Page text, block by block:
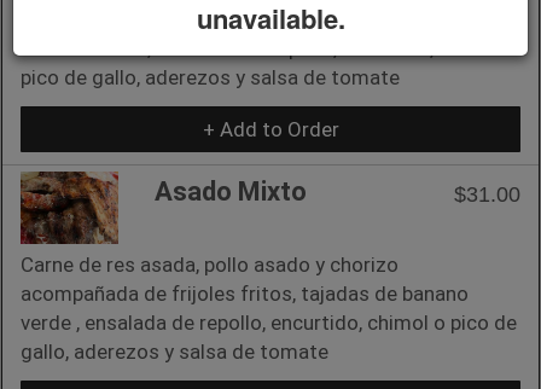
acompañada de sides de frijoles fritos, tajadas de
pico de gallo, aderezos y salsa de tomate
+ Add to Order
Asado Mixto $31.00
Carne de res asada, pollo asado y chorizo
acompañada de frijoles fritos, tajadas de banano
verde , ensalada de repollo, encurtido, chimol o pico de
gallo, aderezos y salsa de tomate
unavailable.